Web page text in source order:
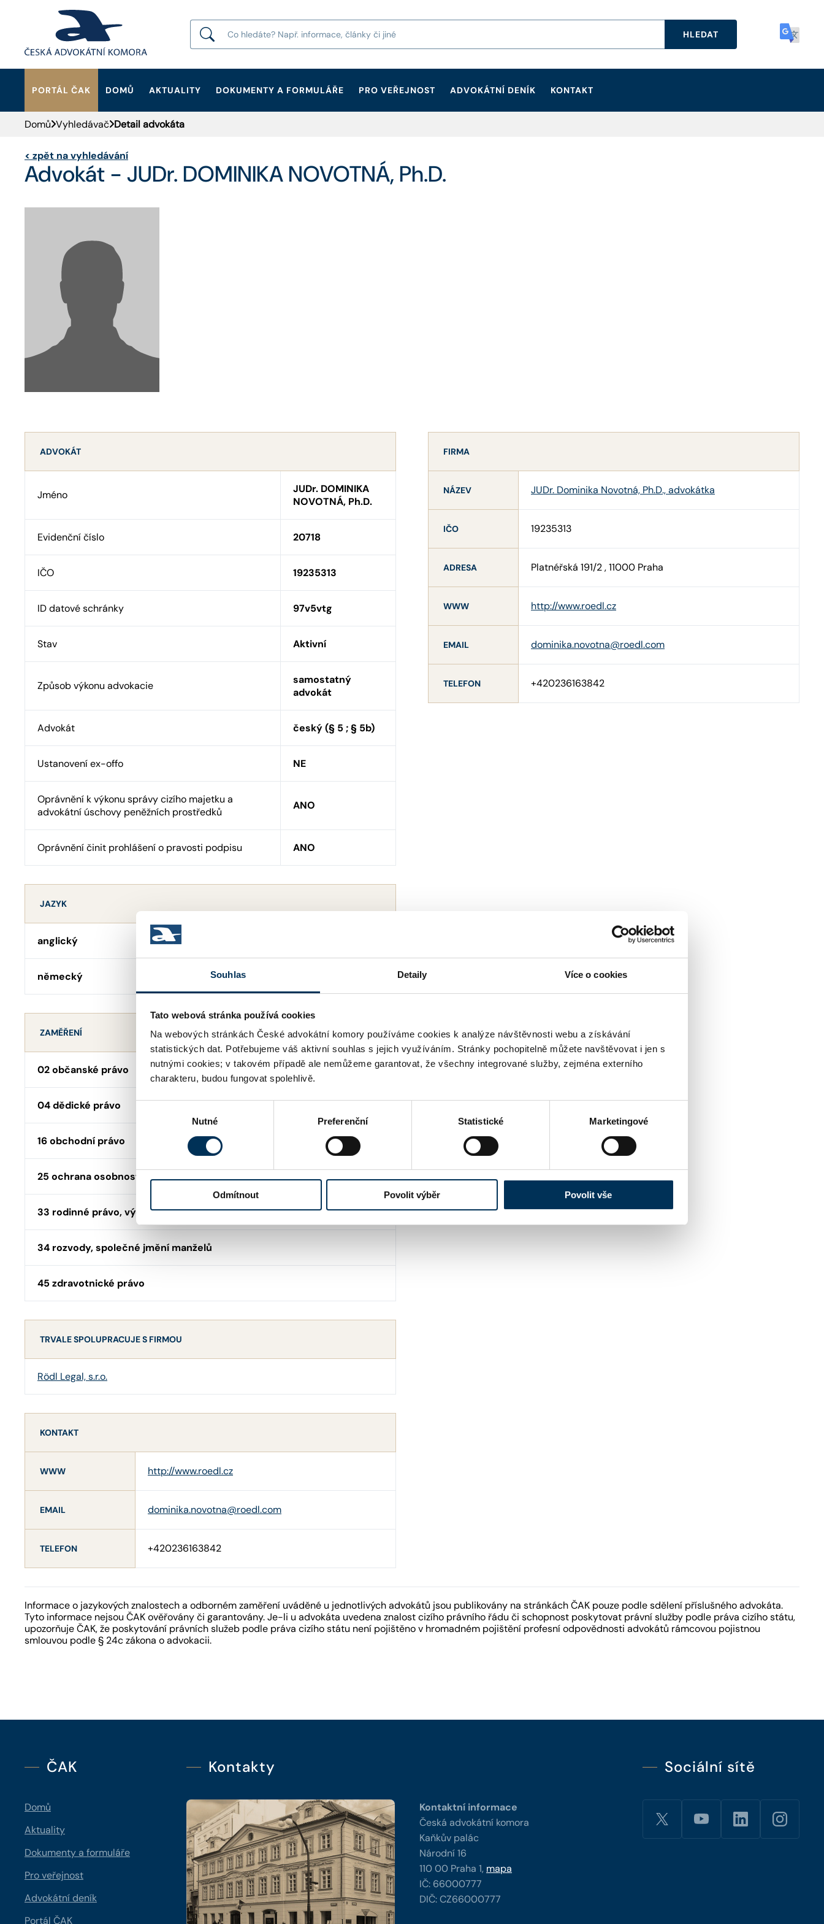
Souhlas Detaily Více o cookies
Tato webová stránka používá cookies
Na webových stránkách České advokátní komory používáme cookies k analýze návštěvnosti webu a získávání
statistických dat. Potřebujeme váš aktivní souhlas s jejich využíváním. Stránky pochopitelně můžete navštěvovat i jen s
nutnými cookies; v takovém případě ale nemůžeme garantovat, že všechny integrované služby, zejména externího
charakteru, budou fungovat spolehlivě.
Nutné Preferenční Statistické Marketingové
Odmítnout Povolit výběr Povolit vše
HLEDAT
PORTÁL ČAK DOMŮ AKTUALITY DOKUMENTY A FORMULÁŘE PRO VEŘEJNOST ADVOKÁTNÍ DENÍK
KONTAKT
HLEDAT
Domů Vyhledávač Detail advokáta
< zpět na vyhledávání
Advokát - JUDr. DOMINIKA NOVOTNÁ, Ph.D.
ADVOKÁT
Jméno
JUDr. DOMINIKA
NOVOTNÁ, Ph.D.
Evidenční číslo 20718
IČO 19235313
ID datové schránky 97v5vtg
Stav Aktivní
Způsob výkonu advokacie
samostatný
advokát
Advokát český (§ 5 ; § 5b)
Ustanovení ex-offo NE
Oprávnění k výkonu správy cizího majetku a
advokátní úschovy peněžních prostředků
ANO
Oprávnění činit prohlášení o pravosti podpisu ANO
JAZYK
anglický
německý
ZAMĚŘENÍ
02 občanské právo
04 dědické právo
16 obchodní právo
25 ochrana osobnosti
33 rodinné právo, výchova, výživné
34 rozvody, společné jmění manželů
45 zdravotnické právo
TRVALE SPOLUPRACUJE S FIRMOU
Rödl Legal, s.r.o.
KONTAKT
WWW http://www.roedl.cz
EMAIL dominika.novotna@roedl.com
TELEFON +420236163842
FIRMA
NÁZEV JUDr. Dominika Novotná, Ph.D., advokátka
IČO 19235313
ADRESA Platnéřská 191/2 , 11000 Praha
WWW http://www.roedl.cz
EMAIL dominika.novotna@roedl.com
TELEFON +420236163842
Informace o jazykových znalostech a odborném zaměření uváděné u jednotlivých advokátů jsou publikovány na stránkách ČAK pouze podle sdělení příslušného advokáta.
Tyto informace nejsou ČAK ověřovány či garantovány. Je-li u advokáta uvedena znalost cizího právního řádu či schopnost poskytovat právní služby podle práva cizího státu,
upozorňuje ČAK, že poskytování právních služeb podle práva cizího státu není pojištěno v hromadném pojištění profesní odpovědnosti advokátů rámcovou pojistnou
smlouvou podle § 24c zákona o advokacii.
ČAK
Domů
Aktuality
Dokumenty a formuláře
Pro veřejnost
Advokátní deník
Portál ČAK
Kontakty
Kontaktní informace
Česká advokátní komora
Kaňkův palác
Národní 16
110 00 Praha 1, mapa
IČ: 66000777
DIČ: CZ66000777
Sociální sítě